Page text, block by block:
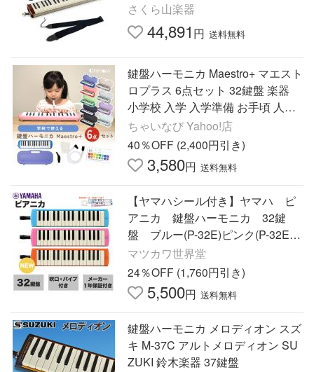
さくら山楽器
44,891 円 送料無料
鍵盤ハーモニカ Maestro+ マエスト
ロプラス 6点セット 32鍵盤 楽器
小学校 入学 入学準備 お手頃 人気
売れ筋
ちゃいなび Yahoo!店
40％OFF (2,400円引き)
3,580円 送料無料
【ヤマハシール付き】ヤマハ ピ
アニカ 鍵盤ハーモニカ 32鍵
盤 ブルー(P-32E)ピンク(P-32EP)
オレンジ(P-32EO) ※３色の中よ
り１つお選びください
マツカワ世界堂
24％OFF (1,760円引き)
5,500円 送料無料
鍵盤ハーモニカ メロディオン スズ
キ M-37C アルトメロディオン SU
ZUKI 鈴木楽器 37鍵盤